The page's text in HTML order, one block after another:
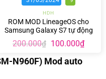
HDH
ROM MOD LineageOS cho
Samsung Galaxy S7 tự động
khởi động và tự nhận adb
200.000₫ Giá
là:
200.000₫.
100.000₫Giá
hiện
N960F) Mod auto